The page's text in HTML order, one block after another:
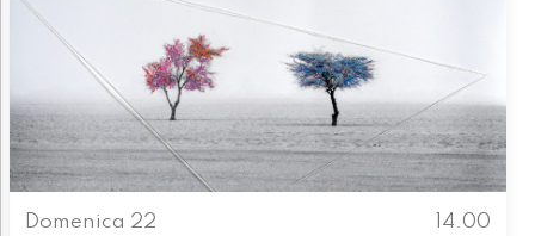
Domenica 22
14.00